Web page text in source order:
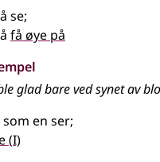
se;
få øye på
glad bare vedsynetav
som en ser;
(1
I)